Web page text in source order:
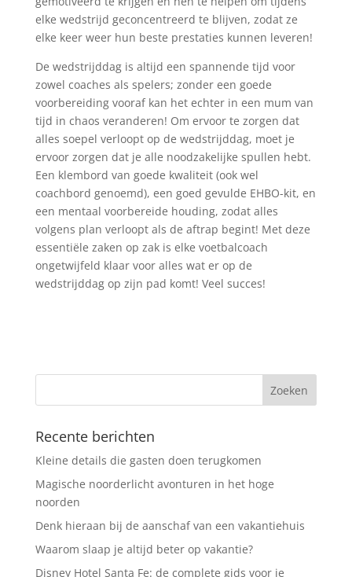
elke wedstrijd geconcentreerd te blijven, zodat ze
elke keer weer hun beste prestaties kunnen leveren!
De wedstrijddag is altijd een spannende tijd voor
zowel coaches als spelers; zonder een goede
voorbereiding vooraf kan het echter in een mum van
tijd in chaos veranderen! Om ervoor te zorgen dat
alles soepel verloopt op de wedstrijddag, moet je
ervoor zorgen dat je alle noodzakelijke spullen hebt.
Een klembord van goede kwaliteit (ook wel
coachbord genoemd), een goed gevulde EHBO-kit, en
een mentaal voorbereide houding, zodat alles
volgens plan verloopt als de aftrap begint! Met deze
essentiële zaken op zak is elke voetbalcoach
ongetwijfeld klaar voor alles wat er op de
wedstrijddag op zijn pad komt! Veel succes!
Recente berichten
Kleine details die gasten doen terugkomen
Magische noorderlicht avonturen in het hoge
noorden
Denk hieraan bij de aanschaf van een vakantiehuis
Waarom slaap je altijd beter op vakantie?
Disney Hotel Santa Fe: de complete gids voor je